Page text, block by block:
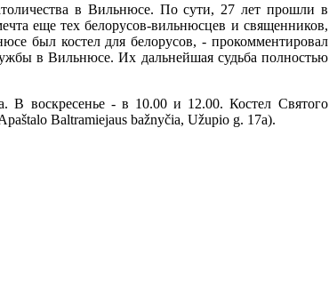
в Вильнюсе. По сути, 27 лет прошли в
еще тех белорусов-вильнюсцев и священников,
был костел для белорусов, - прокомментировал
в Вильнюсе. Их дальнейшая судьба полностью
В воскресенье - в 10.00 и 12.00. Костел Святого
Baltramiejaus bažnyčia, Užupio g. 17a).